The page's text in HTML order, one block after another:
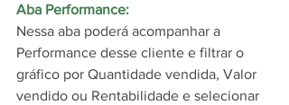
Aba Performance:
Nessa aba poderá acompanhar a
Performance desse cliente e filtrar o
gráfico por Quantidade vendida, Valor
vendido ou Rentabilidade e selecionar